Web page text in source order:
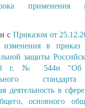
применения
с Приказом от
в приказ
защиты
г. № 544н "Об
деятельность в
основного